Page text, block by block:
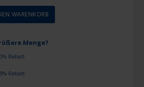
WARENKORB
Menge?
Rabatt
Rabatt